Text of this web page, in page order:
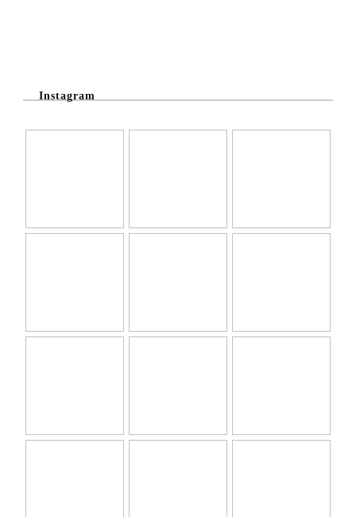
Instagram